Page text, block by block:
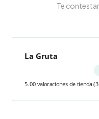
Te
La Gruta
5.00 valoraciones de tienda